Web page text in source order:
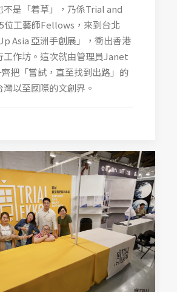
不是「着草」，乃係Trial and
位工藝師Fellows，來到台北
Asia 亞洲手創展」，衝出香港
工作坊。這次就由管理員Janet
把「嘗試，直至找到出路」的
以至國際的文創界。